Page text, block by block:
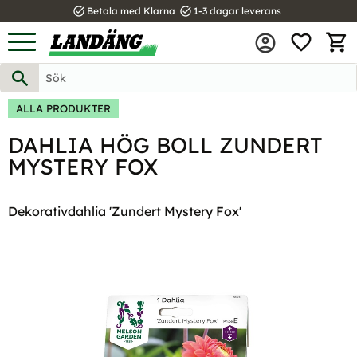
Meny
task_alt Betala med Klarna task_alt 1-3 dagar leverans
ALLA PRODUKTER
DAHLIA HÖG BOLL ZUNDERT
MYSTERY FOX
Dekorativdahlia 'Zundert Mystery Fox'